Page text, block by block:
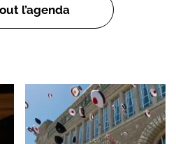
l’agenda